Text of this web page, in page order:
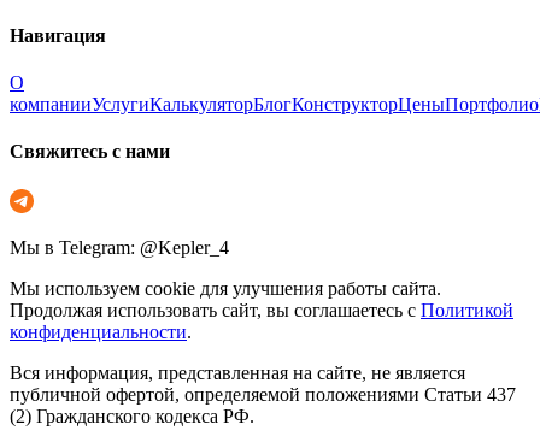
Навигация
О
компанииУслугиКалькуляторБлогКонструкторЦеныПортфолио
Свяжитесь с нами
Мы в Telegram: @Kepler_4
Мы используем cookie для улучшения работы сайта.
Продолжая использовать сайт, вы соглашаетесь с Политикой
конфиденциальности.
Вся информация, представленная на сайте, не является
публичной офертой, определяемой положениями Статьи 437
(2) Гражданского кодекса РФ.